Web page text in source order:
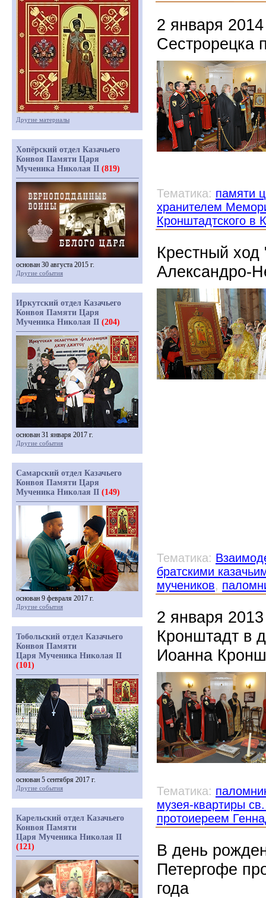
2 января
Сестрорецка
Тематика: памяти
хранителем
Кронштадтского в
Крестный
Александро-
Тематика:
братскими
мучеников,
2 января
Кронштадт в
Иоанна
Тематика:
музея-квартиры
протоиереем
В день
Петергофе
года
Другие материалы
Хопёрский отдел Казачьего
Конвоя Памяти Царя
Мученика Николая II (819)
основан 30 августа 2015 г.
Другие события
Иркутский отдел Казачьего
Конвоя Памяти Царя
Мученика Николая II (204)
основан 31 января 2017 г.
Другие события
Самарский отдел Казачьего
Конвоя Памяти Царя
Мученика Николая II (149)
основан 9 февраля 2017 г.
Другие события
Тобольский отдел Казачьего
Конвоя Памяти
Царя Мученика Николая II
(101)
основан 5 сентября 2017 г.
Другие события
Карельский отдел Казачьего
Конвоя Памяти
Царя Мученика Николая II
(121)